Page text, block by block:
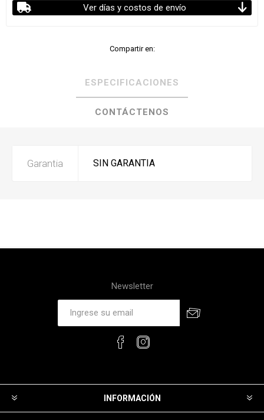
Ver días y costos de envío
Compartir en:
ESPECIFICACIONES
CONTÁCTENOS
Garantia SIN GARANTIA
Newsletter
INFORMACIÓN